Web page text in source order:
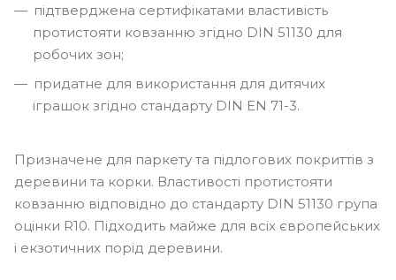
підтверджена сертифікатами властивість
протистояти ковзанню згідно DIN 51130 для
робочих зон;
придатне для використання для дитячих
іграшок згідно стандарту DIN EN 71-3.
Призначене для паркету та підлогових покриттів з
деревини та корки. Властивості протистояти
ковзанню відповідно до стандарту DIN 51130 група
оцінки R10. Підходить майже для всіх європейських
і екзотичних порід деревини.